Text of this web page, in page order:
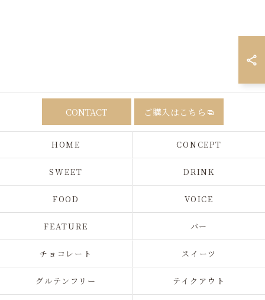
CONTACT ご購入はこちら
HOME CONCEPT
SWEET DRINK
FOOD VOICE
FEATURE バー
チョコレート スイーツ
グルテンフリー テイクアウト